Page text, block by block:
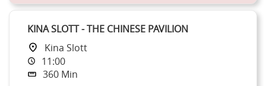
KINA SLOTT - THE CHINESE PAVILION
Kina Slott
11:00
360 Min